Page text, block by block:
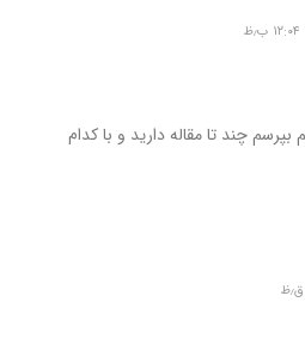
چند تا مقاله دارید و با کدام